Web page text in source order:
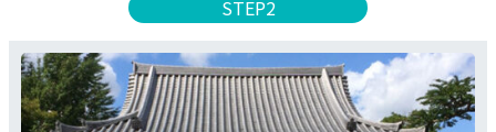
STEP2